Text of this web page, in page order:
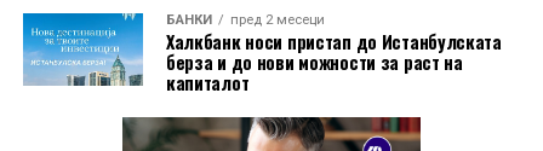
БАНКИ пред 2 месеци
Халкбанк носи пристап до Истанбулската
берза и до нови можности за раст на
капиталот